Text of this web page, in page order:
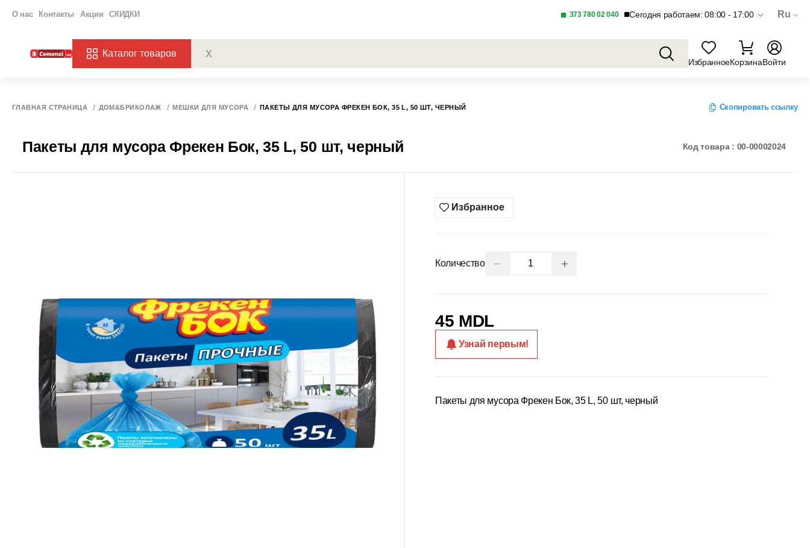
О нас Контакты Акции СКИДКИ 373 780 02 040 Сегодня работаем: 08:00 - 17:00 Ru
Каталог товаров
ИзбранноеКорзинаВойти
ГЛАВНАЯ СТРАНИЦА ДОМ&БРИКОЛАЖ МЕШКИ ДЛЯ МУСОРА ПАКЕТЫ ДЛЯ МУСОРА ФРЕКЕН БОК, 35 L, 50 ШТ, ЧЕРНЫЙ Скопировать ссылку
Пакеты для мусора Фрекен Бок, 35 L, 50 шт, черный Код товара : 00-00002024
Избранное
Количество − +
45 MDL
Узнай первым!
Пакеты для мусора Фрекен Бок, 35 L, 50 шт, черный